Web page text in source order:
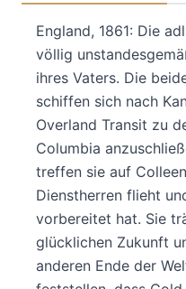
England, 1861: Die
völlig
ihres Vaters. Die
schiffen sich nach
Overland Transit zu
Columbia
treffen sie auf
Dienstherren flieht
vorbereitet hat. Sie
glücklichen Zukunft
anderen Ende der